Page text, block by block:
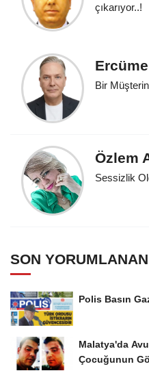
çıkarıyor..!
Bir
Özlem
Sessizlik
SON
Polis Basın
Malatya'da
Çocuğunun